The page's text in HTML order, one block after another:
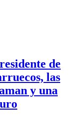
de
las
y una